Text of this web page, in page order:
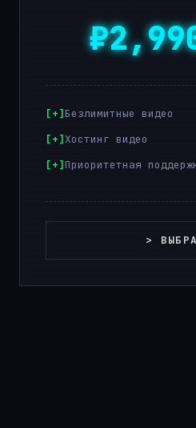
Безлимитные видео
Хостинг видео
Приоритетная
>